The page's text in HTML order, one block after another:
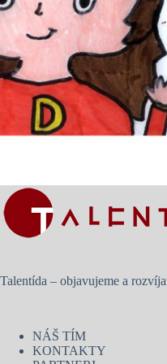
Talentída – objavujeme a
NÁŠ TÍM
KONTAKTY